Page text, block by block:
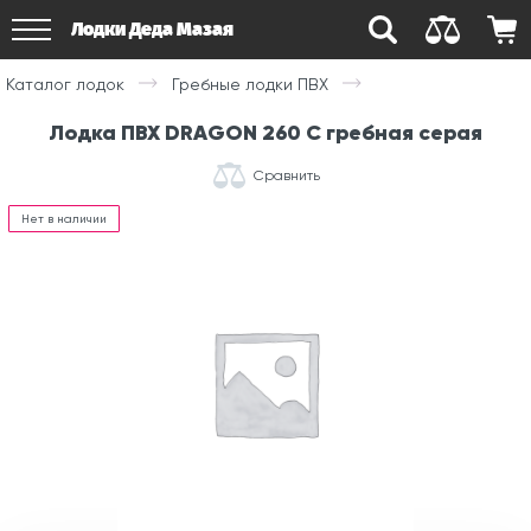
Лодки Деда Мазая
Каталог лодок Гребные лодки ПВХ
Лодка ПВХ DRAGON 260 С гребная серая
Сравнить
Нет в наличии